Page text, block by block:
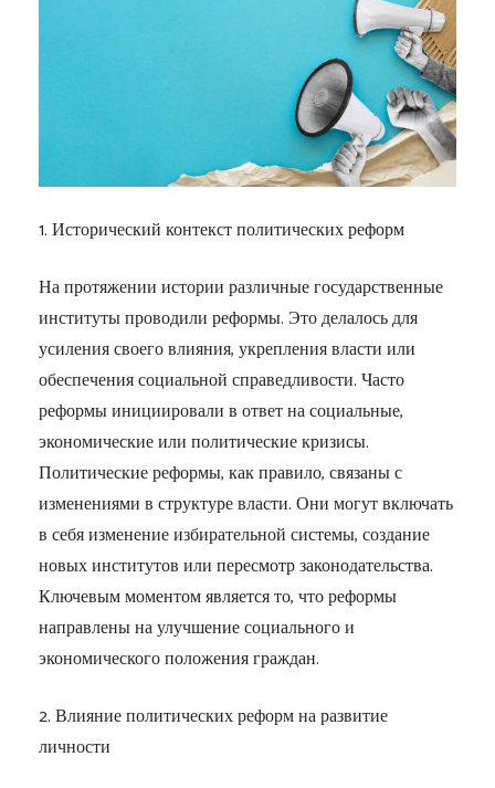
1. Исторический контекст политических реформ
На протяжении истории различные государственные
институты проводили реформы. Это делалось для
усиления своего влияния, укрепления власти или
обеспечения социальной справедливости. Часто
реформы инициировали в ответ на социальные,
экономические или политические кризисы.
Политические реформы, как правило, связаны с
изменениями в структуре власти. Они могут включать
в себя изменение избирательной системы, создание
новых институтов или пересмотр законодательства.
Ключевым моментом является то, что реформы
направлены на улучшение социального и
экономического положения граждан.
2. Влияние политических реформ на развитие
личности